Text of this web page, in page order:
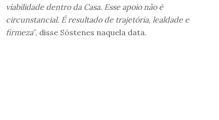
viabilidade dentro da Casa. Esse apoio não é
circunstancial. É resultado de trajetória, lealdade e
firmeza”, disse Sóstenes naquela data.